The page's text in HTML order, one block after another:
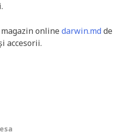
online darwin.mdde
accesorii.